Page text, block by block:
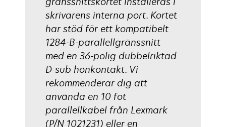
skrivarens interna port. Kortet
har stöd för ett kompatibelt
1284-B-parallellgränssnitt
med en 36-polig dubbelriktad
D-sub honkontakt. Vi
rekommenderar dig att
använda en 10 fot
parallellkabel från Lexmark
(P/N 1021231) eller en